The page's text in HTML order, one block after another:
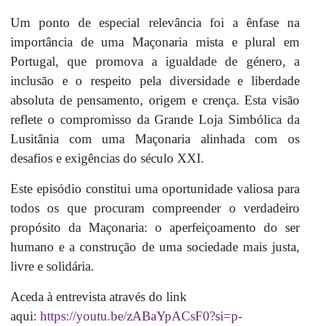
Um ponto de especial relevância foi a ênfase na
importância de uma Maçonaria mista e plural em
Portugal, que promova a igualdade de género, a
inclusão e o respeito pela diversidade e liberdade
absoluta de pensamento, origem e crença. Esta visão
reflete o compromisso da Grande Loja Simbólica da
Lusitânia com uma Maçonaria alinhada com os
desafios e exigências do século XXI.
Este episódio constitui uma oportunidade valiosa para
todos os que procuram compreender o verdadeiro
propósito da Maçonaria: o aperfeiçoamento do ser
humano e a construção de uma sociedade mais justa,
livre e solidária.
Aceda à entrevista através do link
aqui: https://youtu.be/zABaYpACsF0?si=p-